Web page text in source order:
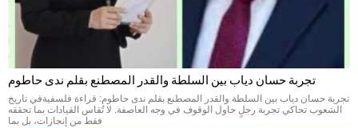
تجربة حسان دياب بين السلطة والقدر المصطنع بقلم ندى حاطوم
تجربة حسان دياب بين السلطة والقدر المصطنع بقلم ندى حاطوم: قراءة فلسفيةفي تاريخ
الشعوب تحاكي تجربة رجلٍ حاول الوقوف في وجه العاصفة. لا تُقاس القيادات بما تحققه
فقط من إنجازات، بل بما